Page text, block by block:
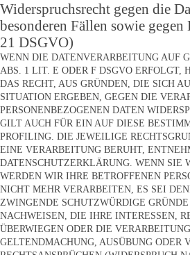
Widerspruchsrecht gegen die
besonderen Fällen sowie
21 DSGVO)
WENN DIE DATENVERARBEITUNG AUF
ABS. 1 LIT. E ODER F DSGVO ERFOLGT,
DAS RECHT, AUS GRÜNDEN, DIE SICH
SITUATION ERGEBEN, GEGEN DIE
PERSONENBEZOGENEN DATEN
GILT AUCH FÜR EIN AUF DIESE
PROFILING. DIE JEWEILIGE
EINE VERARBEITUNG BERUHT,
DATENSCHUTZERKLÄRUNG. WENN SIE
WERDEN WIR IHRE BETROFFENEN
NICHT MEHR VERARBEITEN, ES SEI
ZWINGENDE SCHUTZWÜRDIGE
NACHWEISEN, DIE IHRE INTERESSEN,
ÜBERWIEGEN ODER DIE
GELTENDMACHUNG, AUSÜBUNG ODER